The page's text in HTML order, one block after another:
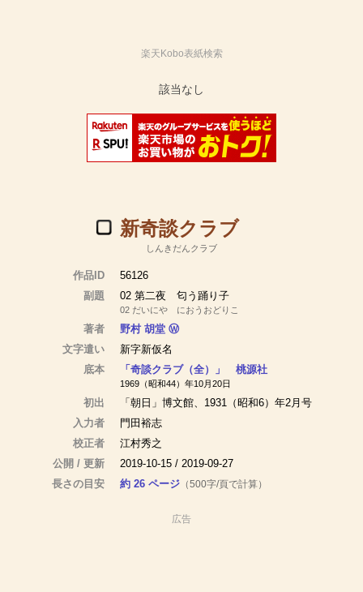
楽天Kobo表紙検索
新奇談クラブ
しんきだんクラブ
作品ID
56126
副題
02 第二夜 匂う踊り子
02 だいにや におうおどりこ
著者 野村 胡堂 Ⓦ
文字遣い
新字新仮名
底本
「奇談クラブ（全）」 桃源社
1969（昭和44）年10月20日
初出
「朝日」博文館、1931（昭和6）年2月号
入力者
門田裕志
校正者
江村秀之
公開 / 更新
2019-10-15 / 2019-09-27
長さの目安
約 26 ページ（500字/頁で計算）
広告